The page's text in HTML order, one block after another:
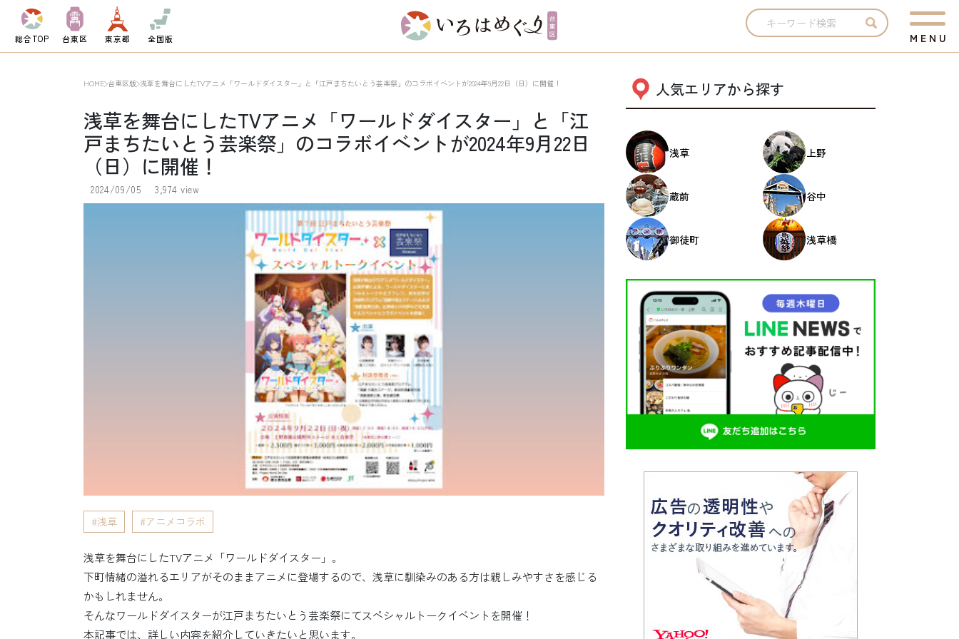
総合TOP 台東区 東京都 全国版 M E N U
HOME 台東区版 浅草を舞台にしたTVアニメ「ワールドダイスター」と「江戸まちたいとう芸楽祭」のコラボイベントが2024年9月22日（日）に開催！
浅草を舞台にしたTVアニメ「ワールドダイスター」と「江
戸まちたいとう芸楽祭」のコラボイベントが2024年9月22日
（日）に開催！
2024/09/05 3,974 view
浅草 アニメコラボ
浅草を舞台にしたTVアニメ「ワールドダイスター」。
下町情緒の溢れるエリアがそのままアニメに登場するので、浅草に馴染みのある方は親しみやすさを感じる
かもしれません。
そんなワールドダイスターが江戸まちたいとう芸楽祭にてスペシャルトークイベントを開催！
本記事では、詳しい内容を紹介していきたいと思います。
人気エリアから探す
浅草 上野
蔵前 谷中
御徒町 浅草橋